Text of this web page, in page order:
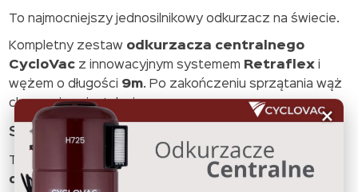
To najmocniejszy jednosilnikowy odkurzacz na świecie.
Kompletny zestaw odkurzacza centralnego
CycloVacz innowacyjnym systemem Retraflexi
wężem o długości 9m. Po zakończeniu sprzątania wąż
chowa się w instalację rurową.
System Retraflex – wąż w ścianie
Technologia Retraflex to rewolucja wcentralnym
odkurzaniu
. Wąż 9m po użyciu cofa się do gniazda i
×